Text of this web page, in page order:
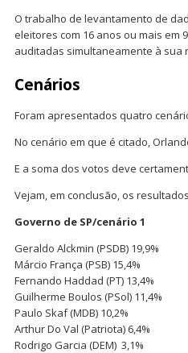
O trabalho de levantamento de
eleitores com 16 anos ou mais em
auditadas simultaneamente à sua
Cenários
Foram apresentados quatro
No cenário em que é citado,
E a soma dos votos deve
Vejam, em conclusão, os
Governo de SP/cenário 1
Geraldo Alckmin (PSDB) 19,9%
Márcio França (PSB) 15,4%
Fernando Haddad (PT) 13,4%
Guilherme Boulos (PSol) 11,4%
Paulo Skaf (MDB) 10,2%
Arthur Do Val (Patriota) 6,4%
Rodrigo Garcia (DEM) 3,1%